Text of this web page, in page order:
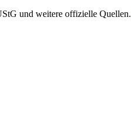
und weitere offizielle Quellen.